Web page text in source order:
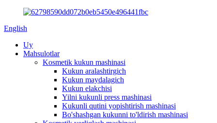
English
Uy
Mahsulotlar
Kosmetik kukun mashinasi
Kukun aralashtirgich
Kukun maydalagich
Kukun elakchisi
Yilni kukunli press mashinasi
Kukunli qutini yopishtirish mashinasi
Bo'shashgan kukunni to'ldirish mashinasi